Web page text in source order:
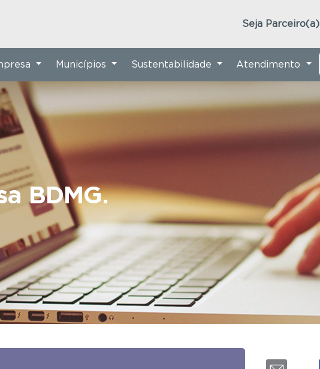
Seja Parceiro(a)
BDMG.
Municípios Sustentabilidade Atendimento